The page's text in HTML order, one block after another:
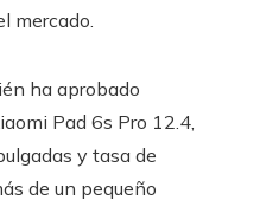
mercado.
ha aprobado
Pad 6s Pro 12.4,
y tasa de
de un pequeño